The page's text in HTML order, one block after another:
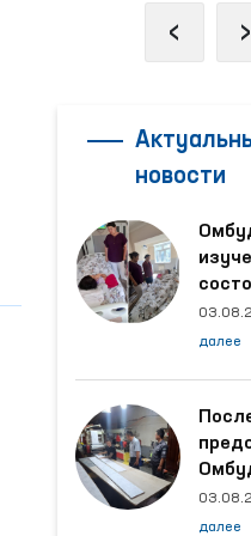
‹ ›
новости
далее
далее